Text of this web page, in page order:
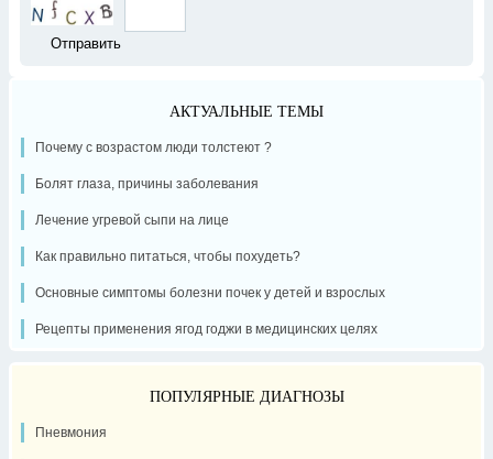
АКТУАЛЬНЫЕ ТЕМЫ
Почему с возрастом люди толстеют ?
Болят глаза, причины заболевания
Лечение угревой сыпи на лице
Как правильно питаться, чтобы похудеть?
Основные симптомы болезни почек у детей и взрослых
Рецепты применения ягод годжи в медицинских целях
ПОПУЛЯРНЫЕ ДИАГНОЗЫ
Пневмония